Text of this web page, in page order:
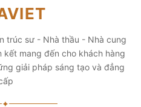
trúc sư - Nhà thầu - Nhà cung
kết mang đến cho khách hàng
giải pháp sáng tạo và đẳng
✦